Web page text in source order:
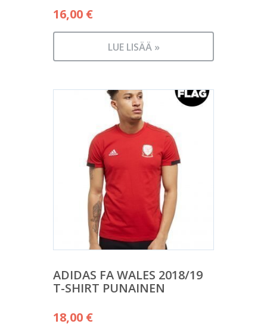
16,00 €
LUE LISÄÄ »
ADIDAS FA WALES 2018/19
T-SHIRT PUNAINEN
18,00 €